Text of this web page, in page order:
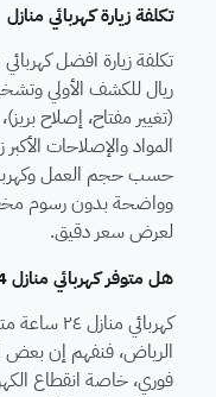
تكلفة زيارة كهربائي منازل
ريال للكشف الأولي
المواد والإصلاحات
حسب حجم العمل
لعرض سعر دقيق.
هل متوفر كهربائي منازل 24 ساعة؟
كهربائي
الرياض، فنفهم إن بعض
فوري، خاصة انقطاع